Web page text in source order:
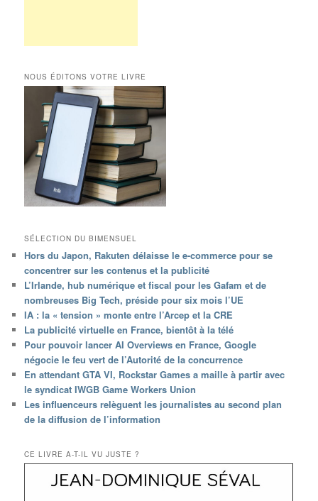
NOUS ÉDITONS VOTRE LIVRE
SÉLECTION DU BIMENSUEL
Hors du Japon, Rakuten délaisse le e-commerce pour se
concentrer sur les contenus et la publicité
L’Irlande, hub numérique et fiscal pour les Gafam et de
nombreuses Big Tech, préside pour six mois l’UE
IA : la « tension » monte entre l’Arcep et la CRE
La publicité virtuelle en France, bientôt à la télé
Pour pouvoir lancer AI Overviews en France, Google
négocie le feu vert de l’Autorité de la concurrence
En attendant GTA VI, Rockstar Games a maille à partir avec
le syndicat IWGB Game Workers Union
Les influenceurs relèguent les journalistes au second plan
de la diffusion de l’information
CE LIVRE A-T-IL VU JUSTE ?